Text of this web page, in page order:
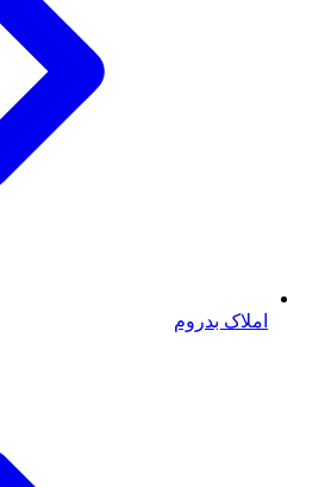
املاک بدروم